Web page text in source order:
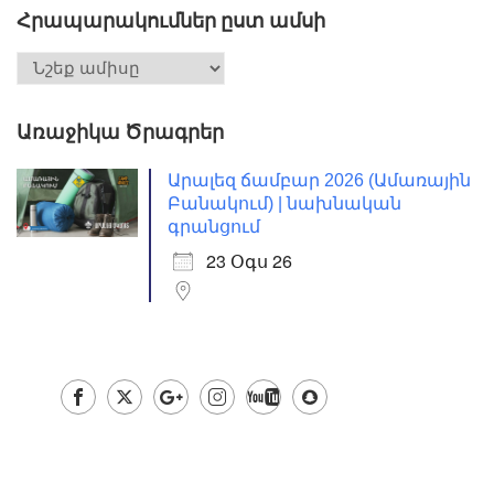
Հրապարակումներ ըստ ամսի
Առաջիկա Ծրագրեր
Արալեզ ճամբար 2026 (Ամառային
Բանակում) | նախնական
գրանցում
23 Օգս 26